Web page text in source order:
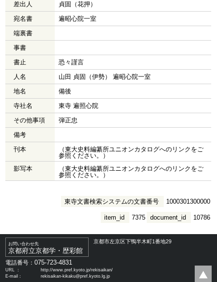
差出人
貞固（花押）
宛名書
遍昭心院一室
端裏書
事書
書止
恐々謹言
人名
山田 貞固（伊勢） 遍昭心院一室
地名
備後
寺社名
東寺 遍照心院
その他事項
弾正忠
備考
刊本
（東大史料編纂所ユニオンカタログへのリンクをご
参照ください。）
影写本
（東大史料編纂所ユニオンカタログへのリンクをご
参照ください。）
東寺文書検索システムの文書番号 1000301300000
document_id 10786
item_id 7375
お問い合わせ先
京都府立京都学・歴彩館
京都市左京区下鴨半木町1番地29
電話番号：075-723-4831
URL ：
http://www.pref.kyoto.jp/rekisaikan/
E-mail：
rekisaikan-kikaku@pref.kyoto.lg.jp